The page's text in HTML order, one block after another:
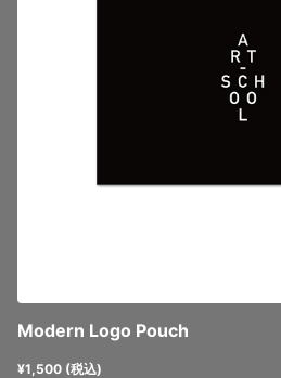
Modern Logo Pouch
¥1,500 (税込)